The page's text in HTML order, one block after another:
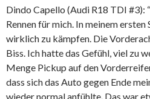
Dindo Capello (Audi R18 TDI #3):
Rennen für mich. In meinem
wirklich zu kämpfen. Die
Biss. Ich hatte das Gefühl, viel zu
Menge Pickup auf den
dass sich das Auto gegen Ende
wieder normal anfühlte. Das war